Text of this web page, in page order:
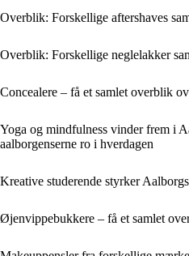
Overblik: Forskellige aftershaves
Overblik: Forskellige neglelakker
Concealere – få et samlet overblik
Yoga og mindfulness vinder frem i
aalborgenserne ro i hverdagen
Kreative studerende styrker
Øjenvippebukkere – få et samlet